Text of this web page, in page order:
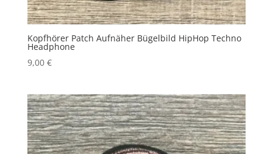
Kopfhörer Patch Aufnäher Bügelbild HipHop Techno
Headphone
9,00 €